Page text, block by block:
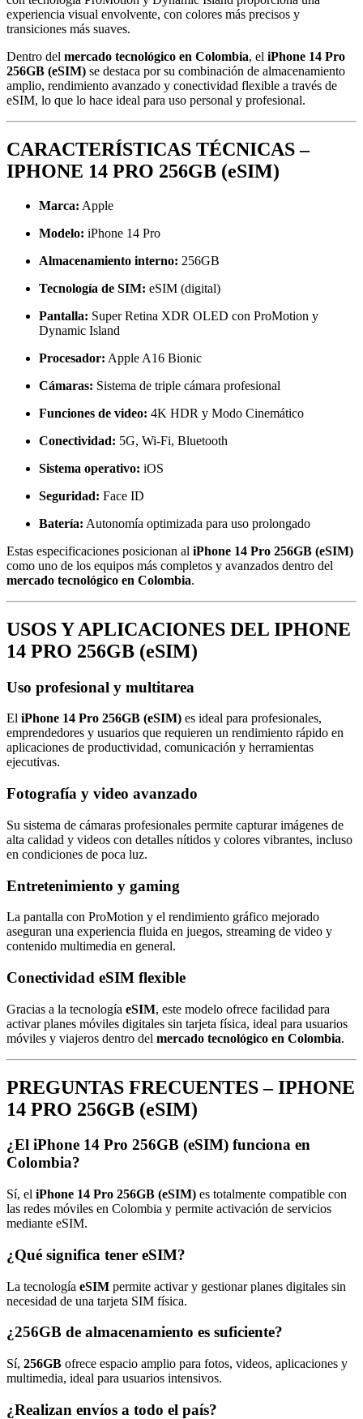
experiencia visual envolvente, con colores más precisos y
transiciones más suaves.
Dentro del mercado tecnológico en Colombia, el iPhone 14 Pro
256GB (eSIM) se destaca por su combinación de almacenamiento
amplio, rendimiento avanzado y conectividad flexible a través de
eSIM, lo que lo hace ideal para uso personal y profesional.
CARACTERÍSTICAS TÉCNICAS –
IPHONE 14 PRO 256GB (eSIM)
Marca: Apple
Modelo: iPhone 14 Pro
Almacenamiento interno: 256GB
Tecnología de SIM: eSIM (digital)
Pantalla: Super Retina XDR OLED con ProMotion y
Dynamic Island
Procesador: Apple A16 Bionic
Cámaras: Sistema de triple cámara profesional
Funciones de video: 4K HDR y Modo Cinemático
Conectividad: 5G, Wi-Fi, Bluetooth
Sistema operativo: iOS
Seguridad: Face ID
Batería: Autonomía optimizada para uso prolongado
Estas especificaciones posicionan al iPhone 14 Pro 256GB (eSIM)
como uno de los equipos más completos y avanzados dentro del
mercado tecnológico en Colombia.
USOS Y APLICACIONES DEL IPHONE
14 PRO 256GB (eSIM)
Uso profesional y multitarea
El iPhone 14 Pro 256GB (eSIM) es ideal para profesionales,
emprendedores y usuarios que requieren un rendimiento rápido en
aplicaciones de productividad, comunicación y herramientas
ejecutivas.
Fotografía y video avanzado
Su sistema de cámaras profesionales permite capturar imágenes de
alta calidad y videos con detalles nítidos y colores vibrantes, incluso
en condiciones de poca luz.
Entretenimiento y gaming
La pantalla con ProMotion y el rendimiento gráfico mejorado
aseguran una experiencia fluida en juegos, streaming de video y
contenido multimedia en general.
Conectividad eSIM flexible
Gracias a la tecnología eSIM, este modelo ofrece facilidad para
activar planes móviles digitales sin tarjeta física, ideal para usuarios
móviles y viajeros dentro del mercado tecnológico en Colombia.
PREGUNTAS FRECUENTES – IPHONE
14 PRO 256GB (eSIM)
¿El iPhone 14 Pro 256GB (eSIM) funciona en
Colombia?
Sí, el iPhone 14 Pro 256GB (eSIM) es totalmente compatible con
las redes móviles en Colombia y permite activación de servicios
mediante eSIM.
¿Qué significa tener eSIM?
La tecnología eSIM permite activar y gestionar planes digitales sin
necesidad de una tarjeta SIM física.
¿256GB de almacenamiento es suficiente?
Sí, 256GB ofrece espacio amplio para fotos, videos, aplicaciones y
multimedia, ideal para usuarios intensivos.
¿Realizan envíos a todo el país?